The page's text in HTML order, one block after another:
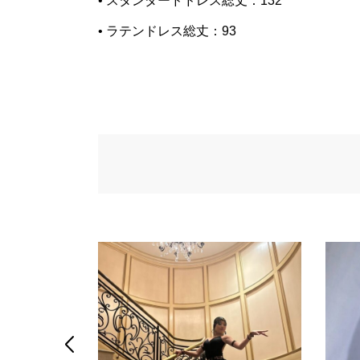
• ラテンドレス総丈：93
